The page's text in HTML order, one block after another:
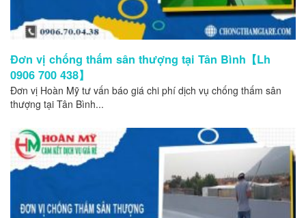
Đơn vị chống thấm sân thượng tại Tân Bình【Lh
0906 700 438】
Đơn vị Hoàn Mỹ tư vấn báo giá chi phí dịch vụ chống thấm sân
thượng tại Tân Bình...